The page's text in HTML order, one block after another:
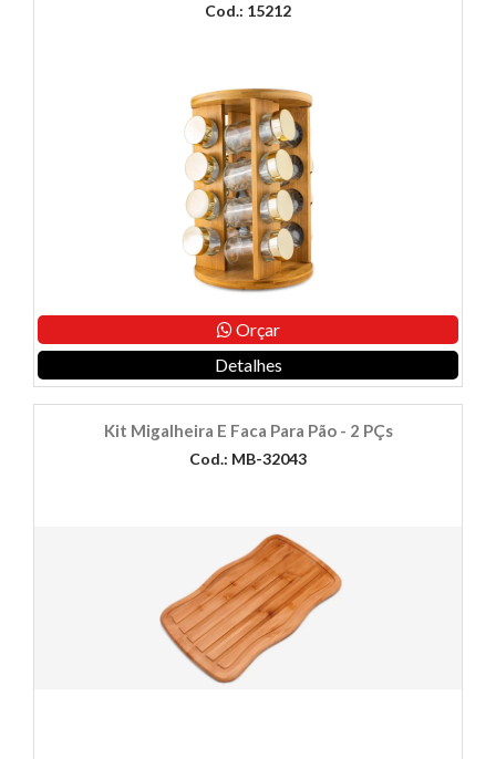
Cod.: 15212
Orçar
Detalhes
Kit Migalheira E Faca Para Pão - 2 PÇs
Cod.: MB-32043